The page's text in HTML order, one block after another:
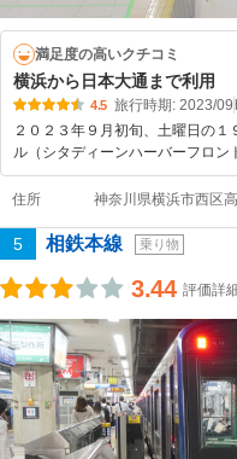
満足度の高いクチコミ
横浜から日本大通まで利用
4.5 旅行時期: 2023/09
２０２３年９月初旬、土曜日の
ル（シタディーンハーバーフロン
住所 神奈川県横浜市西区
5 相鉄本線 乗り物
3.44 評価詳